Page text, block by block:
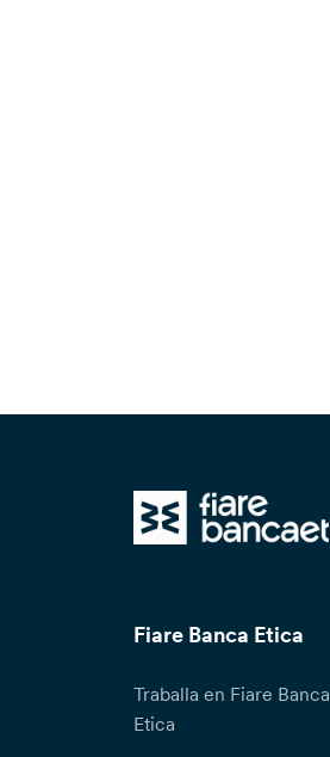
Fiare Banca Etica
Traballa en Fiare Banca
Etica